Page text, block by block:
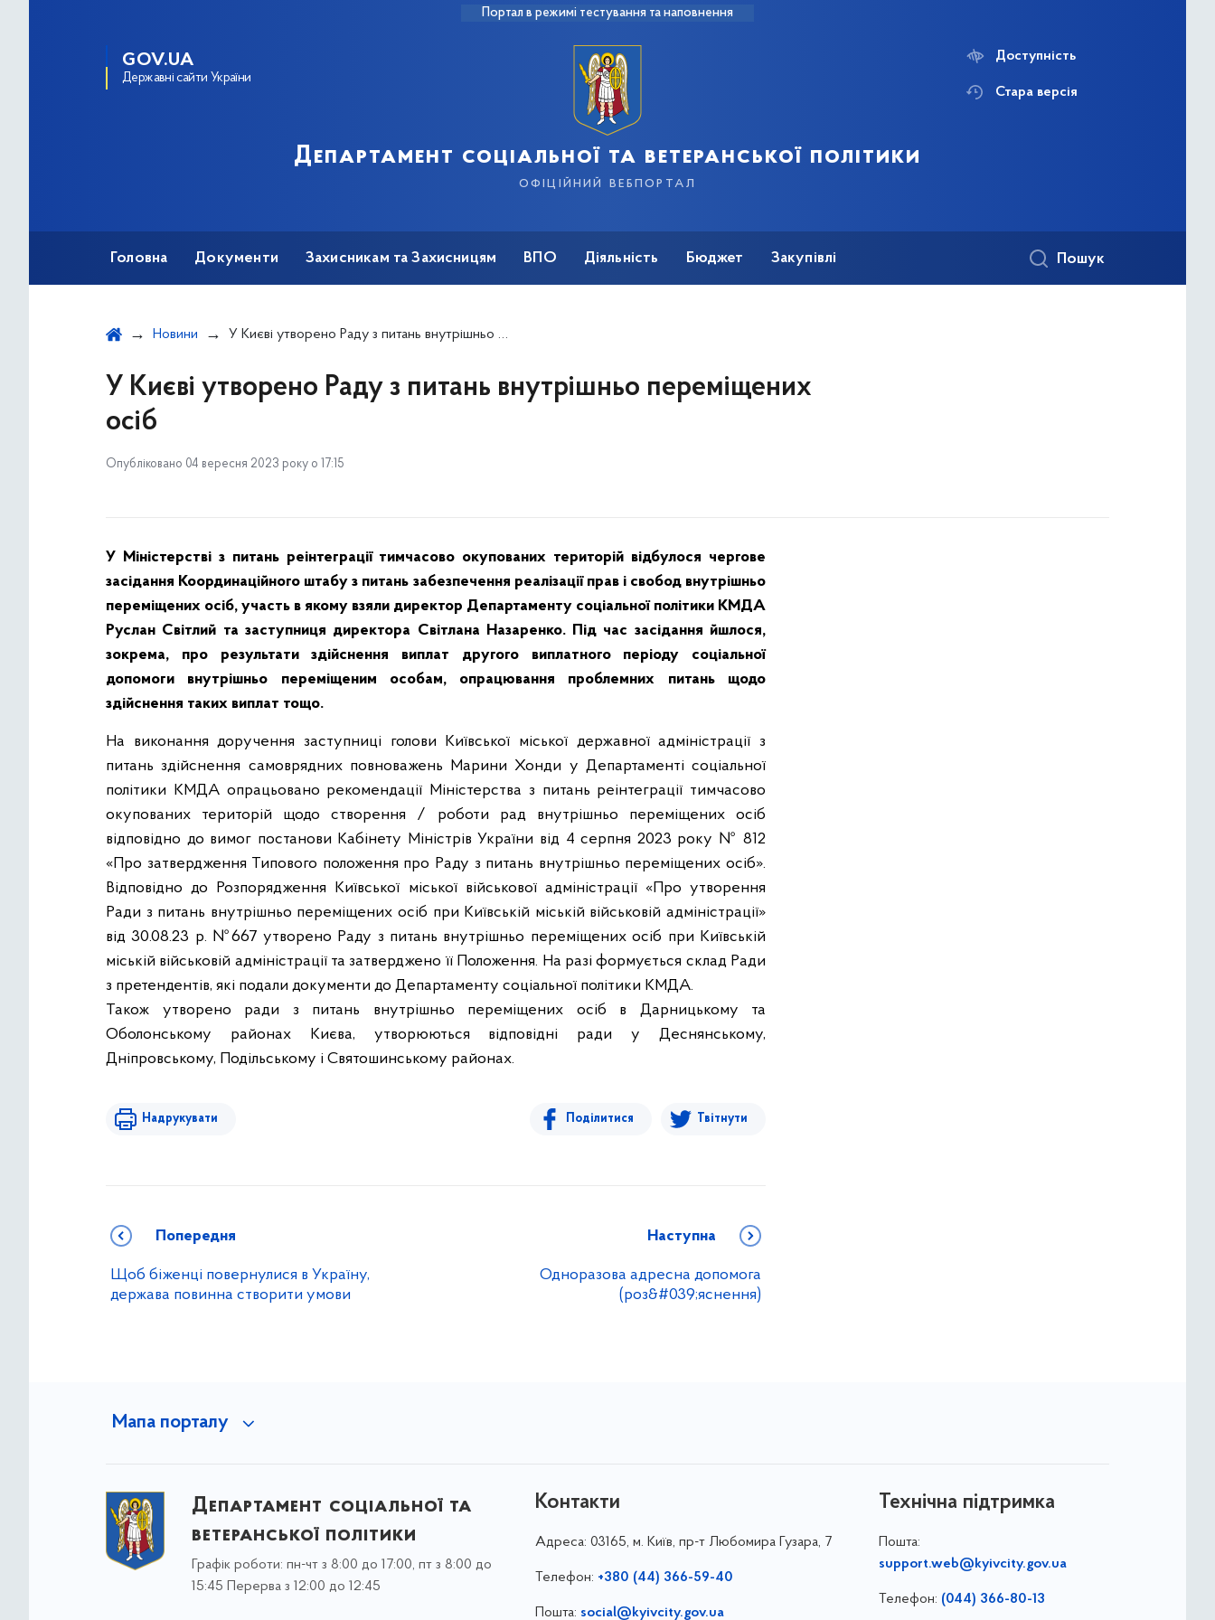
Портал в режимі тестування та наповнення
GOV.UA
Державні сайти України
Департамент соціальної та ветеранської політики
офіційний вебпортал
Доступність
Стара версія
Головна Документи Захисникам та Захисницям ВПО Діяльність Бюджет Закупівлі Пошук
Новини У Києві утворено Раду з питань внутрішньо переміщених осіб
У Києві утворено Раду з питань внутрішньо переміщених
осіб
Опубліковано 04 вересня 2023 року о 17:15
У Міністерстві з питань реінтеграції тимчасово окупованих територій відбулося чергове
засідання Координаційного штабу з питань забезпечення реалізації прав і свобод внутрішньо
переміщених осіб, участь в якому взяли директор Департаменту соціальної політики КМДА
Руслан Світлий та заступниця директора Світлана Назаренко. Під час засідання йшлося,
зокрема, про результати здійснення виплат другого виплатного періоду соціальної
допомоги внутрішньо переміщеним особам, опрацювання проблемних питань щодо
здійснення таких виплат тощо.
На виконання доручення заступниці голови Київської міської державної адміністрації з
питань здійснення самоврядних повноважень Марини Хонди у Департаменті соціальної
політики КМДА опрацьовано рекомендації Міністерства з питань реінтеграції тимчасово
окупованих територій щодо створення / роботи рад внутрішньо переміщених осіб
відповідно до вимог постанови Кабінету Міністрів України від 4 серпня 2023 року № 812
«Про затвердження Типового положення про Раду з питань внутрішньо переміщених осіб».
Відповідно до Розпорядження Київської міської військової адміністрації «Про утворення
Ради з питань внутрішньо переміщених осіб при Київській міській військовій адміністрації»
від 30.08.23 р. №667 утворено Раду з питань внутрішньо переміщених осіб при Київській
міській військовій адміністрації та затверджено її Положення. На разі формується склад Ради
з претендентів, які подали документи до Департаменту соціальної політики КМДА.
Також утворено ради з питань внутрішньо переміщених осіб в Дарницькому та
Оболонському районах Києва, утворюються відповідні ради у Деснянському,
Дніпровському, Подільському і Святошинському районах.
Надрукувати Поділитися Твітнути
Попередня
Щоб біженці повернулися в Україну,
держава повинна створити умови
Наступна
Одноразова адресна допомога
(роз&#039;яснення)
Мапа порталу
Департамент соціальної та
ветеранської політики
Графік роботи: пн-чт з 8:00 до 17:00, пт з 8:00 до
15:45 Перерва з 12:00 до 12:45
Контакти
Адреса: 03165, м. Київ, пр-т Любомира Гузара, 7
Телефон: +380 (44) 366-59-40
Пошта: social@kyivcity.gov.ua
Технічна підтримка
Пошта:
support.web@kyivcity.gov.ua
Телефон: (044) 366-80-13